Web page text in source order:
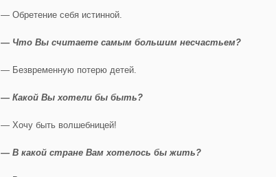
— Обретение себя истинной.
— Что Вы считаете самым большим несчастьем?
— Безвременную потерю детей.
— Какой Вы хотели бы быть?
— Хочу быть волшебницей!
— В какой стране Вам хотелось бы жить?